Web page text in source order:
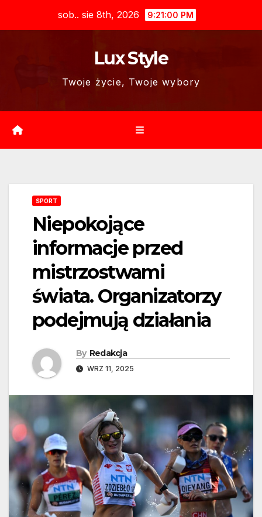
sob.. sie 8th, 2026 9:21:01 PM
Lux Style
Twoje życie, Twoje wybory
SPORT
Niepokojące
informacje przed
mistrzostwami
świata. Organizatorzy
podejmują działania
By Redakcja
WRZ 11, 2025